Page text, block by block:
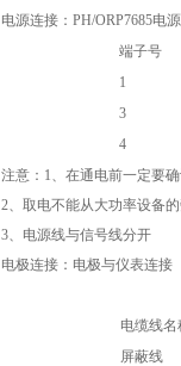
电源连接： PH/ORP7685电
端子号
1
3
4
注意： 1、在通电前一定要
2、取电不能从大功率设备
3、电源线与信号线分开
电极连接：电极与仪表连接
电缆线名
屏蔽线